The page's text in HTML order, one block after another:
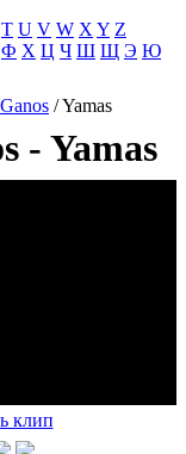
T U V W X Y Z
Ф Х Ц Ч Ш Щ Э Ю
/ Yamas
- Yamas
клип